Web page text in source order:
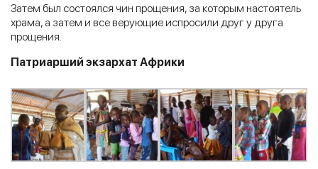
Затем был состоялся чин прощения, за которым настоятель
храма, а затем и все верующие испросили друг у друга
прощения.
Патриарший экзархат Африки